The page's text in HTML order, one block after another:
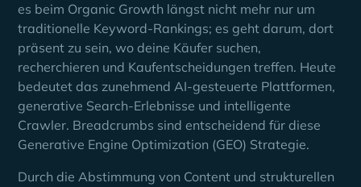
es beim Organic Growth längst nicht mehr nur um
traditionelle Keyword-Rankings; es geht darum, dort
präsent zu sein, wo deine Käufer suchen,
recherchieren und Kaufentscheidungen treffen. Heute
bedeutet das zunehmend AI-gesteuerte Plattformen,
generative Search-Erlebnisse und intelligente
Crawler. Breadcrumbs sind entscheidend für diese
Generative Engine Optimization (GEO) Strategie.
Durch die Abstimmung von Content und strukturellen